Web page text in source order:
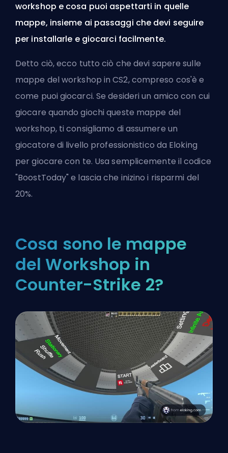
workshop e cosa puoi aspettarti in quelle
mappe, insieme ai passaggi che devi seguire
per installarle e giocarci facilmente.
Detto ciò, ecco tutto ciò che devi sapere sulle
mappe del workshop in CS2, compreso cos'è e
come puoi giocarci. Se desideri un amico con cui
giocare quando giochi queste mappe del
workshop, ti consigliamo di assumere un
giocatore di livello professionistico da Eloking
per giocare con te. Usa semplicemente il codice
"BoostToday" e lascia che inizino i risparmi del
20%.
Cosa sono le mappe
del Workshop in
Counter-Strike 2?